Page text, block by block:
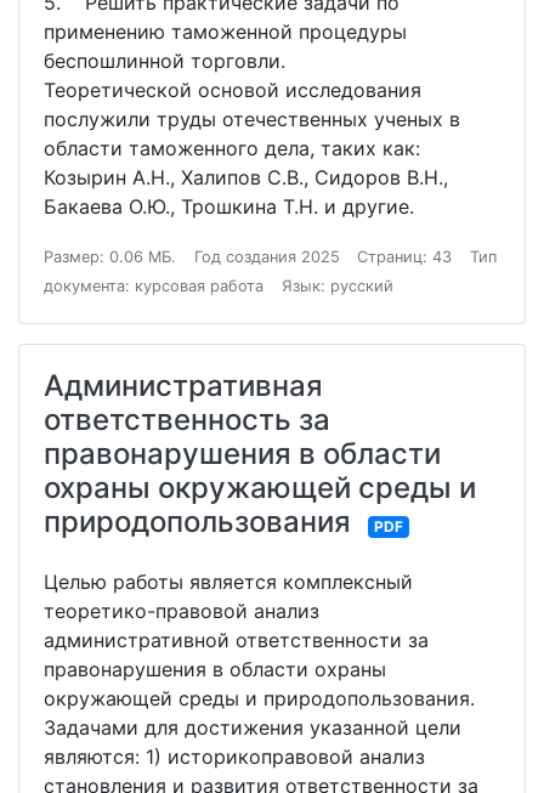
применению таможенной процедуры
беспошлинной торговли.
Теоретической основой исследования
послужили труды отечественных ученых в
области таможенного дела, таких как:
Козырин А.Н., Халипов С.В., Сидоров В.Н.,
Бакаева О.Ю., Трошкина Т.Н. и другие.
Размер: 0.06 МБ. Год создания 2025 Страниц: 43
Тип
документа: курсовая работа
Язык: русский
Административная
ответственность за
правонарушения в области
охраны окружающей среды и
природопользования
PDF
Целью работы является комплексный
теоретико-правовой анализ
административной ответственности за
правонарушения в области охраны
окружающей среды и природопользования.
Задачами для достижения указанной цели
являются: 1) историкоправовой анализ
становления и развития ответственности за